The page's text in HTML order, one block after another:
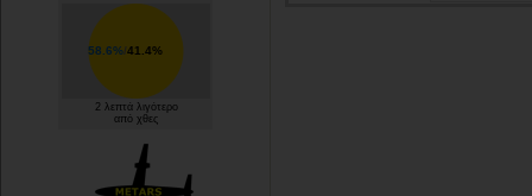
58.6%/41.4%
2 λεπτά λιγότερο
από χθες